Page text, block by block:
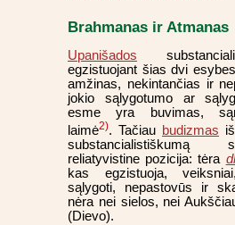
Brahmanas ir Atmanas
Upanišados
egzistuojant šias dvi esybes
amžinas, nekintančias ir
jokio sąlygotumo ar
esme yra buvimas,
laimė2). Tačiau budizmas
reliatyvistine pozicija: tėra
kas egzistuoja,
sąlygoti, nepastovūs ir
nėra nei sielos, nei
(Dievo).